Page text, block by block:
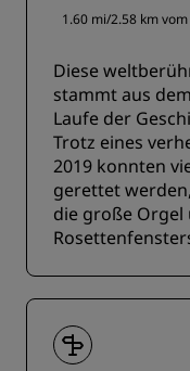
1.60 mi/2.58 km
Diese
stammt aus
Laufe der
Trotz eines
2019 konnten
gerettet
die große